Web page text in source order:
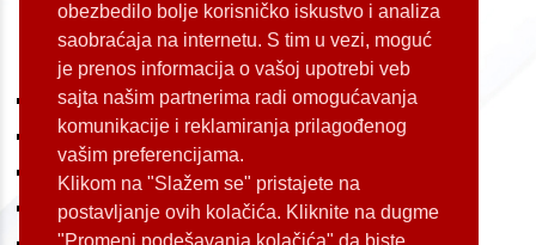
obezbedilo bolje korisničko iskustvo i analiza
saobraćaja na internetu. S tim u vezi, moguć
je prenos informacija o vašoj upotrebi veb
sajta našim partnerima radi omogućavanja
komunikacije i reklamiranja prilagođenog
vašim preferencijama.
Klikom na "Slažem se" pristajete na
postavljanje ovih kolačića. Kliknite na dugme
LOKACIJE
Koste Jovanovića 87 (Voždovac)
Bulevar Oslobođenja 155 (Voždovac)
Bulevar Oslobođenja 165 (Voždovac)
Kneginje Zorke 7 (Slavija)